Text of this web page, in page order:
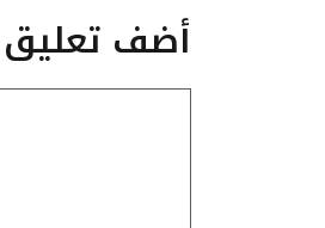
أضف تعليق